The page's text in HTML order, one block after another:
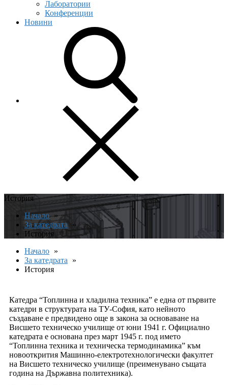
Лаборатории
Конференции
Новини
История
Начало
За катедрата
История
Начало
За катедрата
История
Катедра “Топлинна и хладилна техника” е една от първите
катедри в структурата на ТУ-София, като нейното
създаване е предвидено още в закона за основаване на
Висшето техническо училище от юни 1941 г. Официално
катедрата е основана през март 1945 г. под името
“Топлинна техника и техническа термодинамика” към
новооткрития Машинно-електротехнологически факултет
на Висшето техническо училище (преименувано същата
година на Държавна политехника).